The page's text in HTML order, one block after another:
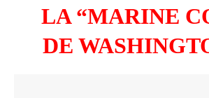
LA “MARINE
DE